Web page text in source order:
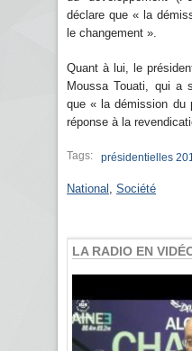
déclare que « la
le changement ».
Quant à lui, le
Moussa Touati, qui a
que « la démission du
réponse à la
Tags: présidentielles
National Société
LA RADIO EN